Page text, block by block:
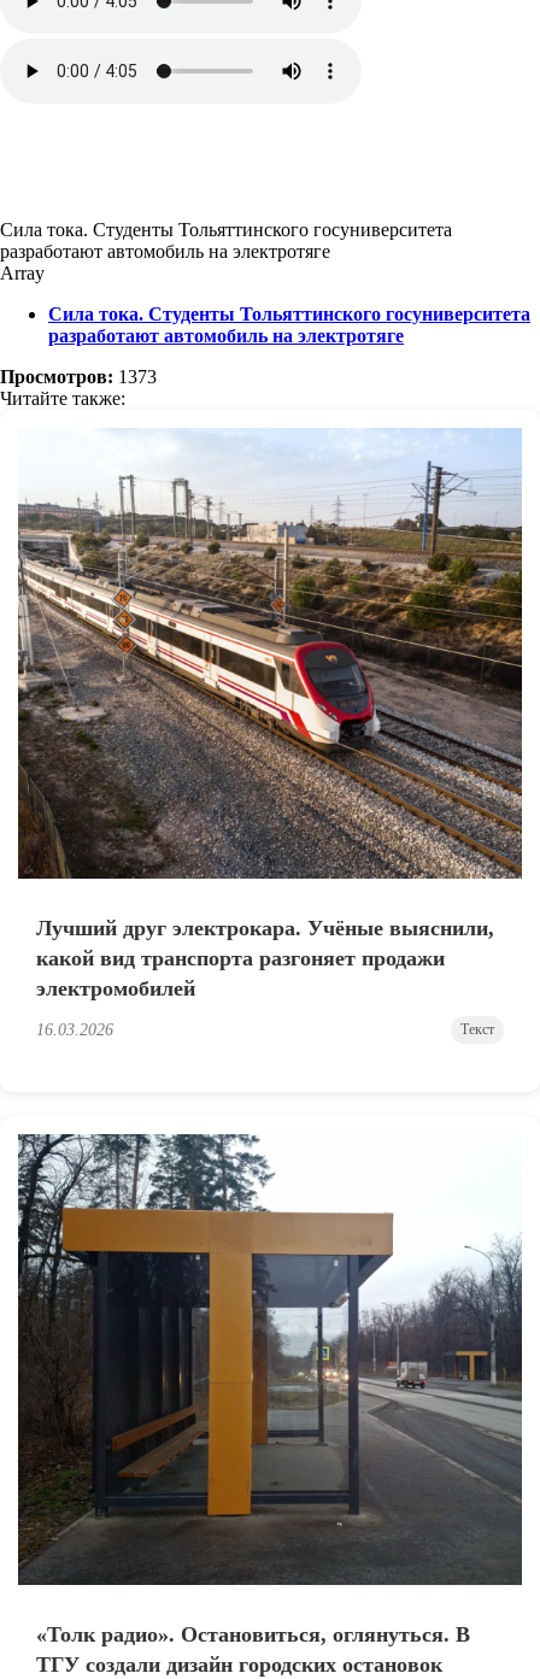
Сила тока. Студенты Тольяттинского госуниверситета
разработают автомобиль на электротяге
Array
Сила тока. Студенты Тольяттинского госуниверситета
разработают автомобиль на электротяге
Просмотров: 1373
Читайте также:
Лучший друг электрокара. Учёные выяснили,
какой вид транспорта разгоняет продажи
электромобилей
16.03.2026 Текст
«Толк радио». Остановиться, оглянуться. В
ТГУ создали дизайн городских остановок